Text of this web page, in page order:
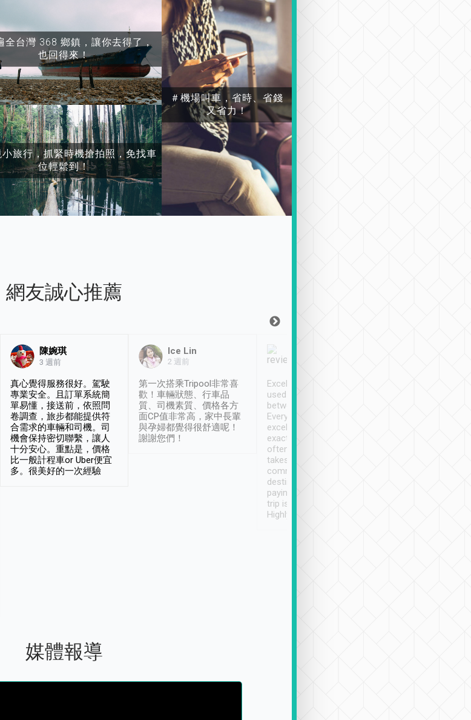
全台灣 368 鄉鎮，讓你去得了，
也回得來！
旅行，抓緊時機搶拍照，免找車
位輕鬆到！
＃機場叫車，省時、省錢
又省力！
網友誠心推薦
陳婉琪
3 週前
真心覺得服務很好。駕駛
專業安全。且訂單系統簡
單易懂，接送前，依照問
卷調查，旅步都能提供符
合需求的車輛和司機。司
機會保持密切聯繫，讓人
十分安心。重點是，價格
比一般計程車or Uber便宜
多。很美好的一次經驗
Ice Lin
2 週前
第一次搭乘Tripool非常喜
歡！車輛狀態、行車品
質、司機素質、價格各方
面CP值非常高，家中長輩
與孕婦都覺得很舒適呢！
謝謝您們！
Excellent service. We have
used Tripool to travel
between cities in Taiwan.
Every driver has been
excellent and arrives
exactly on time. As there is
often limited English it
takes the difficulty out of
communicating the
destination details and
paying online prior to the
trip is very convenient.
Highly recommended
媒體報導